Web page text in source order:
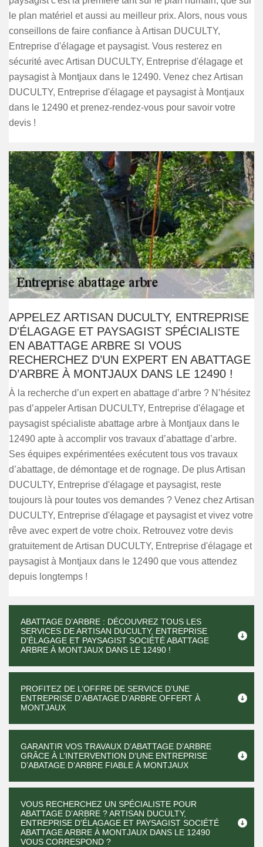
le plan matériel et aussi au meilleur prix. Alors, nous vous
conseillons de faire confiance à Artisan DUCULTY,
Entreprise d'élagage et paysagist. Vous resterez en
sécurité avec Artisan DUCULTY, Entreprise d'élagage et
paysagist à Montjaux dans le 12490. Venez chez Artisan
DUCULTY, Entreprise d'élagage et paysagist à Montjaux
dans le 12490 et prenez-rendez-vous pour savoir votre
devis !
APPELEZ ARTISAN DUCULTY, ENTREPRISE
D'ÉLAGAGE ET PAYSAGIST SPÉCIALISTE
EN ABATTAGE ARBRE SI VOUS
RECHERCHEZ D’UN EXPERT EN ABATTAGE
D’ARBRE À MONTJAUX DANS LE 12490 !
À la recherche d’un expert en abattage d’arbre ? N’hésitez
pas d’appeler Artisan DUCULTY, Entreprise d'élagage et
paysagist spécialiste abattage arbre à Montjaux dans le
12490 apte à accomplir vos travaux d’abattage d’arbre.
Ses équipes expérimentées exécutent tous vos travaux
d’abattage, de démontage et de rognage. De plus Artisan
DUCULTY, Entreprise d'élagage et paysagist, reste
toujours là pour toutes vos demandes ? Venez chez Artisan
DUCULTY, Entreprise d'élagage et paysagist et vivez votre
rêve avec expert de votre choix. Retrouvez votre devis
gratuitement de Artisan DUCULTY, Entreprise d'élagage et
paysagist à Montjaux dans le 12490 que vous attendez
depuis longtemps !
ABATTAGE D’ARBRE : DÉCOUVREZ TOUS LES
SERVICES DE ARTISAN DUCULTY, ENTREPRISE
D'ÉLAGAGE ET PAYSAGIST SOCIÉTÉ ABATTAGE
ARBRE À MONTJAUX DANS LE 12490 !
PROFITEZ DE L’OFFRE DE SERVICE D’UNE
ENTREPRISE D’ABATAGE D’ARBRE OFFERT À
MONTJAUX
GARANTIR VOS TRAVAUX D’ABATTAGE D’ARBRE
GRÂCE À L’INTERVENTION D’UNE ENTREPRISE
D’ABATAGE D’ARBRE FIABLE À MONTJAUX
VOUS RECHERCHEZ UN SPÉCIALISTE POUR
ABATTAGE D’ARBRE ? ARTISAN DUCULTY,
ENTREPRISE D'ÉLAGAGE ET PAYSAGIST SOCIÉTÉ
ABATTAGE ARBRE À MONTJAUX DANS LE 12490
VOUS CORRESPOND ?